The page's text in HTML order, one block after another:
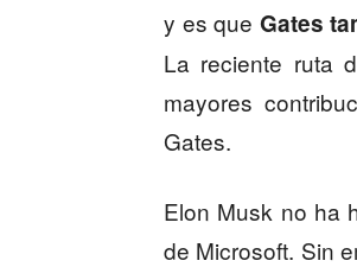
y es que Gates
La reciente ruta
mayores
Gates.
Elon Musk no ha
de Microsoft. Sin